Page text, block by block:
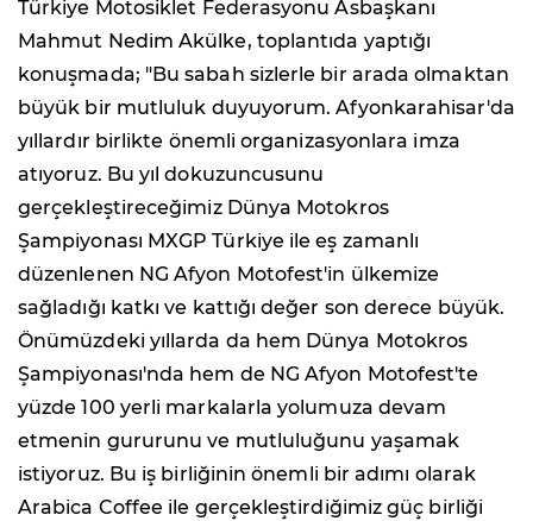
Türkiye Motosiklet Federasyonu Asbaşkanı
Mahmut Nedim Akülke, toplantıda yaptığı
konuşmada; "Bu sabah sizlerle bir arada olmaktan
büyük bir mutluluk duyuyorum. Afyonkarahisar'da
yıllardır birlikte önemli organizasyonlara imza
atıyoruz. Bu yıl dokuzuncusunu
gerçekleştireceğimiz Dünya Motokros
Şampiyonası MXGP Türkiye ile eş zamanlı
düzenlenen NG Afyon Motofest'in ülkemize
sağladığı katkı ve kattığı değer son derece büyük.
Önümüzdeki yıllarda da hem Dünya Motokros
Şampiyonası'nda hem de NG Afyon Motofest'te
yüzde 100 yerli markalarla yolumuza devam
etmenin gururunu ve mutluluğunu yaşamak
istiyoruz. Bu iş birliğinin önemli bir adımı olarak
Arabica Coffee ile gerçekleştirdiğimiz güç birliği